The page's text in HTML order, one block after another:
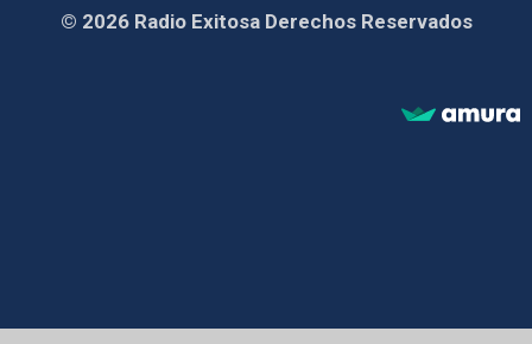
© 2026 Radio Exitosa Derechos Reservados